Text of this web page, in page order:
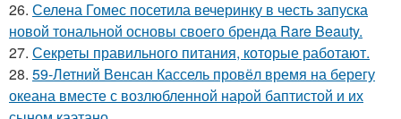
26. Селена Гомес посетила вечеринку в честь запуска
новой тональной основы своего бренда Rare Beauty.
27. Секреты правильного питания, которые работают.
28. 59-Летний Венсан Кассель провёл время на берегу
океана вместе с возлюбленной нарой баптистой и их